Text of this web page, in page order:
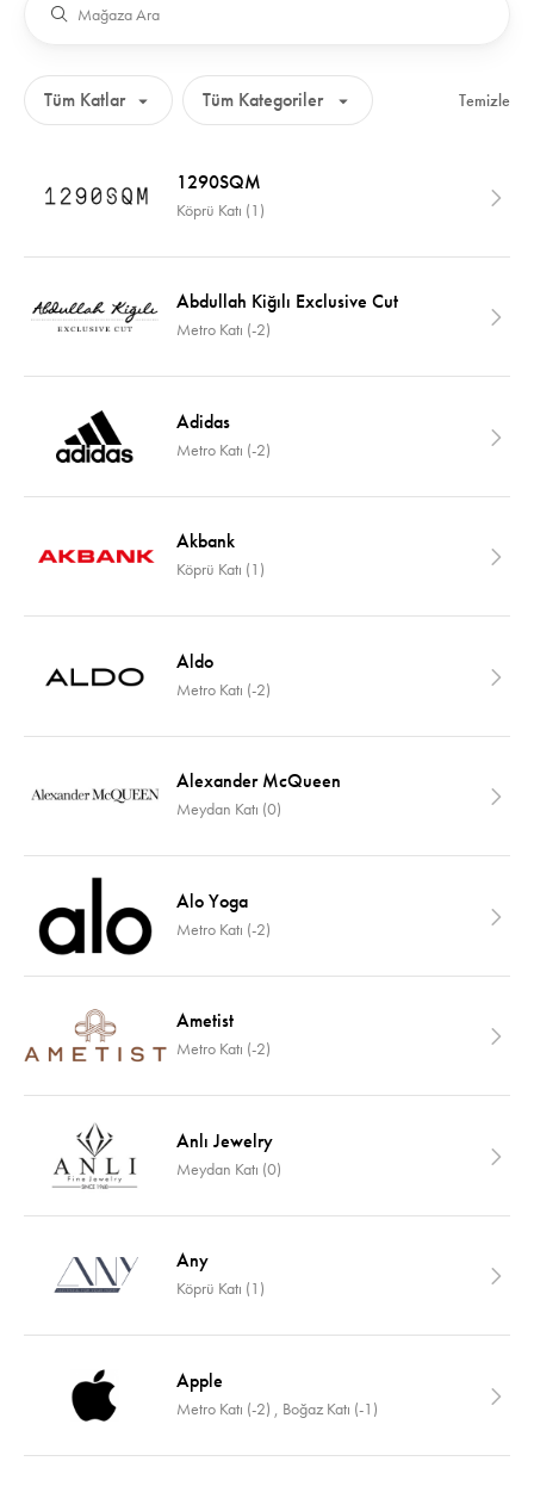
Temizle
1290SQM
Köprü Katı (1)
Abdullah Kiğılı Exclusive Cut
Metro Katı (-2)
Adidas
Metro Katı (-2)
Akbank
Köprü Katı (1)
Aldo
Metro Katı (-2)
Alexander McQueen
Meydan Katı (0)
Alo Yoga
Metro Katı (-2)
Ametist
Metro Katı (-2)
Anlı Jewelry
Meydan Katı (0)
Any
Köprü Katı (1)
Apple
Metro Katı (-2) , Boğaz Katı (-1)